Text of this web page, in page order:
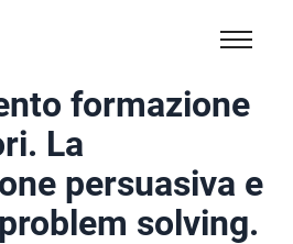
formazione
La
persuasiva e
solving.